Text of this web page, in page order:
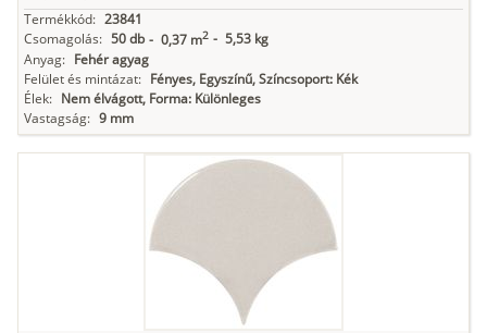
Termékkód: 23841
Csomagolás: 50 db - 0,37 m2 - 5,53 kg
Anyag: Fehér agyag
Felület és mintázat: Fényes, Egyszínű, Színcsoport: Kék
Élek: Nem élvágott, Forma: Különleges
Vastagság: 9 mm